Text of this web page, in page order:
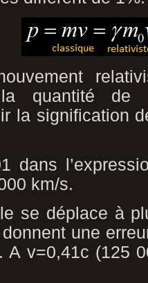
quantité de
la signification
dans
km/s.
se déplace à
une
A v=0,41c (125